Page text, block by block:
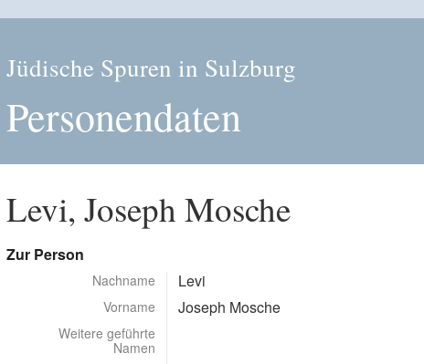
Jüdische Spuren in Sulzburg
Personendaten
Levi, Joseph Mosche
Zur Person
Nachname Levi
Vorname Joseph Mosche
Weitere geführte
Namen